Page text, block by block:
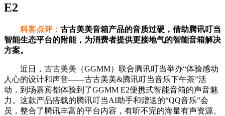
E2
科客点评： 古古美美音箱产品的音质过硬，借助腾讯叮当
智能生态平台的附能，为消费者提供更接地气的智能音箱解决
方案。
近日，古古美美（GGMM）联合腾讯叮当举办“体验感动
人心的设计和声音——古古美美&腾讯叮当音乐下午茶”活
动，到场嘉宾都体验到了GGMM E2便携式智能音箱的声音魅
力。这款产品搭载的腾讯叮当AI助手和赠送的“QQ音乐”会
员，整合了腾讯丰富的平台内容，有听不完的海量有声资源。